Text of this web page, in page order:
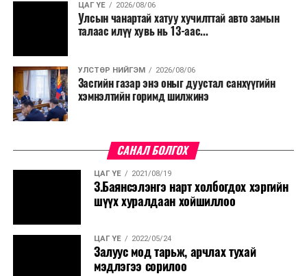
ЦАГ ҮЕ 2026/08/06
Улсын чанартай хатуу хучилттай авто замын
талаас илүү хувь нь 13-аас...
УЛСТӨР НИЙГЭМ 2026/08/06
Засгийн газар энэ оныг дуустал санхүүгийн
хэмнэлтийн горимд шилжинэ
САНАЛ БОЛГОХ
ЦАГ ҮЕ 2021/08/19
З.Баянсэлэнгэ нарт холбогдох хэргийн
шүүх хуралдаан хойшиллоо
ЦАГ ҮЕ 2022/05/24
Залуус мод тарьж, арчлах тухай
мэдлэгээ сорилоо